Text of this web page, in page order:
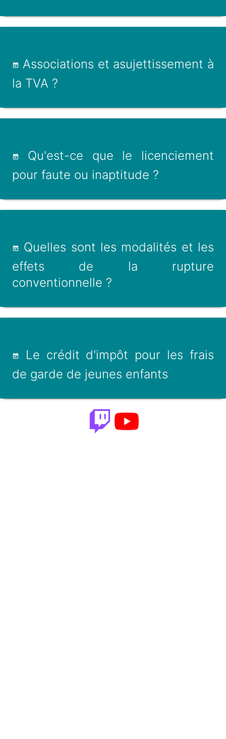
Associations et asujettissement à
la TVA ?
Qu'est-ce que le licenciement
pour faute ou inaptitude ?
Quelles sont les modalités et les
effets de la rupture
conventionnelle ?
Le crédit d'impôt pour les frais
de garde de jeunes enfants